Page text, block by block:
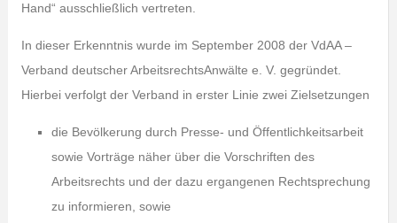
Hand“ ausschließlich vertreten.
In dieser Erkenntnis wurde im September 2008 der VdAA –
Verband deutscher ArbeitsrechtsAnwälte e. V. gegründet.
Hierbei verfolgt der Verband in erster Linie zwei Zielsetzungen
die Bevölkerung durch Presse- und Öffentlichkeitsarbeit
sowie Vorträge näher über die Vorschriften des
Arbeitsrechts und der dazu ergangenen Rechtsprechung
zu informieren, sowie